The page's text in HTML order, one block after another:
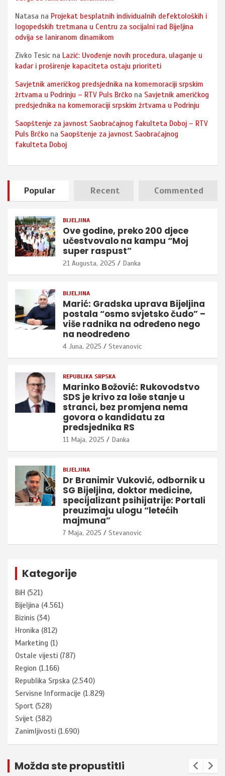
Natasa na Projekat besplatnih individualnih defektoloških i
logopedskih tretmana u Centru za socijalni rad Bijeljina
odvija se laniranom dinamikom
Zivko Tesic na Lazić: Uvođenje novih procedura, ulaganje u
kadar i proširenje kapaciteta ostaju prioriteti
Savjetnik američkog predsjednika na komemoraciji srpskim
žrtvama u Podrinju – RTV Puls Brčko na Savjetnik američkog
predsjednika na komemoraciji srpskim žrtvama u Podrinju
Saopštenje za javnost Saobraćajnog fakulteta Doboj – RTV
Puls Brčko na Saopštenje za javnost Saobraćajnog
fakulteta Doboj
Popular Recent Commented
BIJELJINA
Ove godine, preko 200 djece
učestvovalo na kampu “Moj
super raspust”
21 Augusta, 2025 Danka
BIJELJINA
Marić: Gradska uprava Bijeljina
postala “osmo svjetsko čudo” –
više radnika na određeno nego
na neodređeno
4 Juna, 2025 Stevanovic
REPUBLIKA SRPSKA
Marinko Božović: Rukovodstvo
SDS je krivo za loše stanje u
stranci, bez promjena nema
govora o kandidatu za
predsjednika RS
11 Maja, 2025 Danka
BIJELJINA
Dr Branimir Vuković, odbornik u
SG Bijeljina, doktor medicine,
specijalizant psihijatrije: Portali
preuzimaju ulogu “letećih
majmuna”
7 Maja, 2025 Stevanovic
Kategorije
BiH (521)
Bijeljina (4.561)
Bizinis (34)
Hronika (812)
Marketing (1)
Ostale vijesti (787)
Region (1.166)
Republika Srpska (2.540)
Servisne Informacije (1.829)
Sport (528)
Svijet (382)
Zanimljivosti (1.690)
Možda ste propustitli